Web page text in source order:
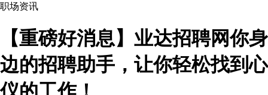
职场资讯
【重磅好消息】业达招聘网你身
边的招聘助手，让你轻松找到心